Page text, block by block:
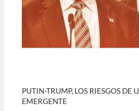
PUTIN-TRUMP, LOS RIESGOS DE
EMERGENTE